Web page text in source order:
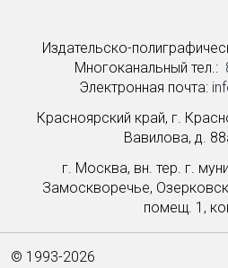
Издательско-
Многоканальный тел.: ­
Электронная почта:
Красноярский край, г.
Вавилова, д.
г. Москва, вн. тер. г.
Замоскворечье,
помещ. 1,
© 1993-2026